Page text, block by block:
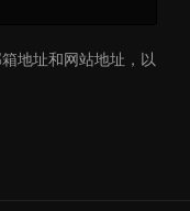
地址和网站地址，以